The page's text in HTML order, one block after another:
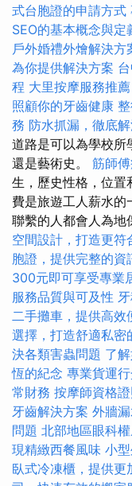
式台胞證的申請方式
SEO的基本概念與定
戶外婚禮外燴解決方
為你提供解決方案
程 大里按摩服務推薦
照顧你的牙齒健康
務 防水抓漏，徹底
道路是可以為學校所
還是藝術史。 筋師
生，歷史性格，位置
費是旅遊工人薪水
聯繫的人都會人為地
空間設計，打造更符
胞證，提供完整的資
300元即可享受專業
服務品質與可及性
二手攤車，提供高效
選擇，打造舒適私密
決各類害蟲問題 了
恆的紀念 專業貨運
常財務 按摩師資格
牙齒解決方案 外牆
問題 北部地區眼科
現精緻西餐風味 小
臥式冷凍櫃，提供